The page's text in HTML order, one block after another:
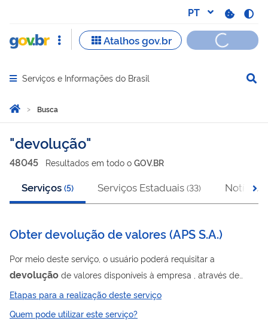
Abrir menu principal de navegação
Serviços e Informações do Brasil
Você está aqui:
Página Inicial
Busca
Busca
devolução
48045 Resultados em todo o GOV.BR
Serviços (5) Serviços Estaduais (33) Notícias
Obter devolução de valores (APS S.A.)
Por meio deste serviço, o usuário poderá requisitar a
devolução de valores disponíveis à empresa , através de
transferência eletrônica ou ainda através de encontro de
contas.
Etapas para a realização deste serviço
Quem pode utilizar este serviço?